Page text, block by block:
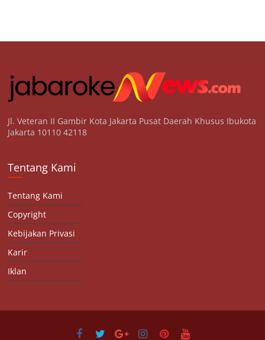
Jl. Veteran II Gambir Kota Jakarta Pusat Daerah Khusus Ibukota
Jakarta 10110 42118
Tentang Kami
Tentang Kami
Copyright
Kebijakan Privasi
Karir
Iklan